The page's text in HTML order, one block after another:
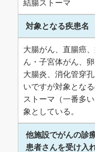
結腸ストーマ
対象となる疾患名
大腸がん、直腸癌
ん・子宮体がん、
大腸炎、消化管穿
いですが対象とな
ストーマ（一番多
象としている。
他施設でがんの診
患者さんを受け入